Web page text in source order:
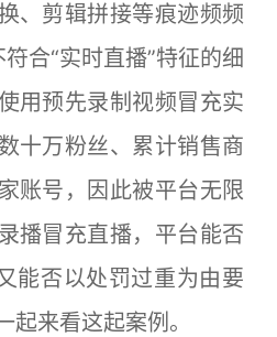
、剪辑拼接等痕迹频频
合“实时直播”特征的细
用预先录制视频冒充实
十万粉丝、累计销售商
账号，因此被平台无限
播冒充直播，平台能否
能否以处罚过重为由要
起来看这起案例。